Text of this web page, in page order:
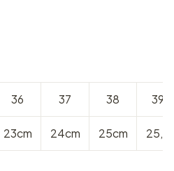
36 37 38 39
23cm 24cm 25cm 25,5